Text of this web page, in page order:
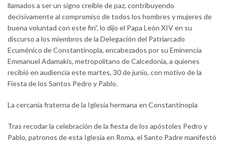
llamados a ser un signo creíble de paz, contribuyendo
decisivamente al compromiso de todos los hombres y mujeres de
buena voluntad con este fin”, lo dijo el Papa León XIV en su
discurso a los miembros de la Delegación del Patriarcado
Ecuménico de Constantinopla, encabezados por su Eminencia
Emmanuel Adamakis, metropolitano de Calcedonia, a quienes
recibió en audiencia este martes, 30 de junio, con motivo de la
Fiesta de los Santos Pedro y Pablo.
La cercanía fraterna de la Iglesia hermana en Constantinopla
Tras recodar la celebración de la fiesta de los apóstoles Pedro y
Pablo, patronos de esta Iglesia en Roma, el Santo Padre manifestó